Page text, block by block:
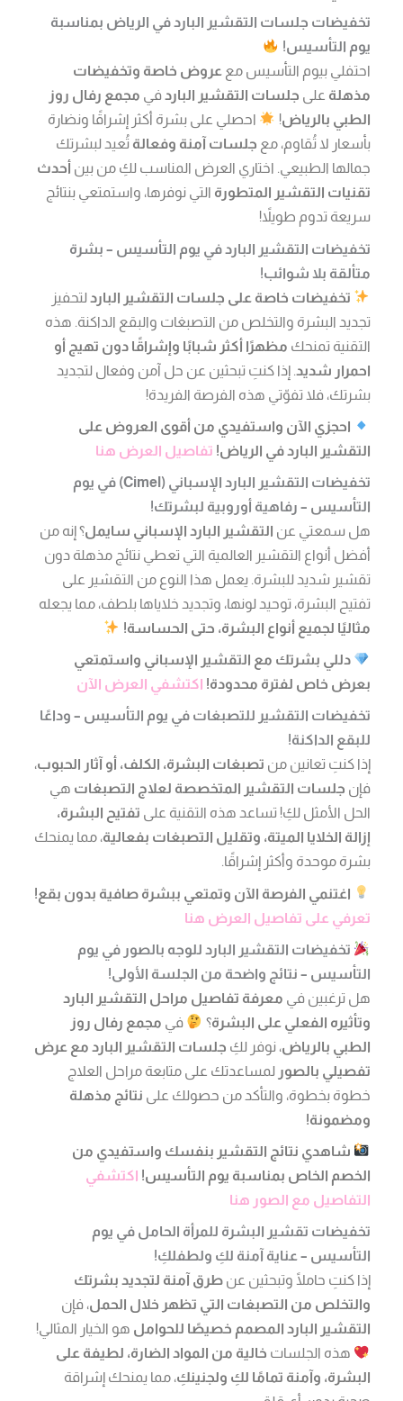
تخفيضات جلسات التقشير البارد في الرياض بمناسبة
يوم التأسيس!
احتفلي بيوم التأسيس مععروض خاصة وتخفيضات
مذهلة على جلسات التقشير الباردفي مجمع رفال روز
الطبي بالرياض!
احصلي على بشرة أكثر إشراقًا ونضارة
بأسعار لا تُقاوم، مع جلسات آمنة وفعالة تُعيد لبشرتك
جمالها الطبيعي. اختاري العرض المناسب لكِ من بين أحدث
تقنيات التقشير المتطورة التي نوفرها، واستمتعي بنتائج
سريعة تدوم طويلاً!
تخفيضات التقشير البارد في يوم التأسيس – بشرة
متألقة بلا شوائب!
تخفيضات خاصة على جلسات التقشير البارد لتحفيز
تجديد البشرة والتخلص من التصبغات والبقع الداكنة. هذه
التقنية تمنحك مظهرًا أكثر شبابًا وإشراقًا دون تهيج أو
احمرار شديد. إذا كنتِ تبحثين عن حل آمن وفعال لتجديد
بشرتك، فلا تفوّتي هذه الفرصة الفريدة!
احجزي الآن واستفيدي من أقوى العروض على
التقشير البارد في الرياض! تفاصيل العرض هنا
تخفيضات التقشير البارد الإسباني (Cimel) في يوم
التأسيس – رفاهية أوروبية لبشرتك!
هل سمعتي عن التقشير البارد الإسباني سايمل؟ إنه من
أفضل أنواع التقشير العالمية التي تعطي نتائج مذهلة دون
تقشير شديد للبشرة. يعمل هذا النوع من التقشير على
تفتيح البشرة، توحيد لونها، وتجديد خلاياها بلطف، مما يجعله
مثاليًا لجميع أنواع البشرة، حتى الحساسة!
دللي بشرتك مع التقشير الإسباني واستمتعي
بعرض خاص لفترة محدودة! اكتشفي العرض الآن
تخفيضات التقشير للتصبغات في يوم التأسيس – وداعًا
للبقع الداكنة!
إذا كنتِ تعانين من تصبغات البشرة، الكلف، أو آثار الحبوب،
فإن جلسات التقشير المتخصصة لعلاج التصبغات هي
الحل الأمثل لكِ! تساعد هذه التقنية على تفتيح البشرة،
إزالة الخلايا الميتة، وتقليل التصبغات بفعالية، مما يمنحك
بشرة موحدة وأكثر إشراقًا.
اغتنمي الفرصة الآن وتمتعي ببشرة صافية بدون بقع!
تعرفي على تفاصيل العرض هنا
تخفيضات التقشير البارد للوجه بالصور في يوم
التأسيس – نتائج واضحة من الجلسة الأولى!
هل ترغبين في معرفة تفاصيل مراحل التقشير البارد
وتأثيره الفعلي على البشرة؟ في مجمع رفال روز
الطبي بالرياض، نوفر لكِ جلسات التقشير البارد مع عرض
تفصيلي بالصور لمساعدتك على متابعة مراحل العلاج
خطوة بخطوة، والتأكد من حصولك على نتائج مذهلة
ومضمونة!
شاهدي نتائج التقشير بنفسك واستفيدي من
الخصم الخاص بمناسبة يوم التأسيس! اكتشفي
التفاصيل مع الصور هنا
تخفيضات تقشير البشرة للمرأة الحامل في يوم
التأسيس – عناية آمنة لكِ ولطفلكِ!
إذا كنتِ حاملًا وتبحثين عنطرق آمنة لتجديد بشرتك
والتخلص من التصبغات التي تظهر خلال الحمل، فإن
التقشير البارد المصمم خصيصًا للحوامل هو الخيار المثالي!
هذه الجلسات خالية من المواد الضارة، لطيفة على
البشرة، وآمنة تمامًا لكِ ولجنينكِ، مما يمنحك إشراقة